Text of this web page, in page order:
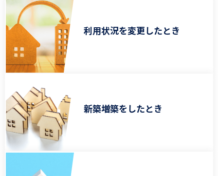
利用状況を変更したとき
新築増築をしたとき